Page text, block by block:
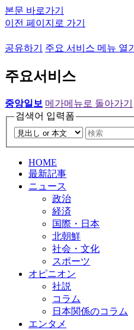
본문 바로가기
이전 페이지로 가기
공유하기 주요 서비스 메뉴 열기
주요서비스
중앙일보 메가메뉴로 돌아가기
검색어 입력폼
HOME
最新記事
ニュース
政治
経済
国際・日本
北朝鮮
社会・文化
スポーツ
オピニオン
社説
コラム
日本関係のコラム
エンタメ